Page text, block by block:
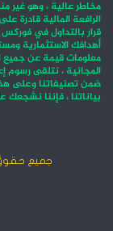
مخاطر عالية ، وهو غير
الرافعة المالية قادرة
قرار بالتداول في
أهدافك الاستثمارية
معلومات قيمة عن جميع
المجانية ، نتلقى رسوم
ضمن تصنيفاتنا وعلى
بياناتنا ، فإننا
جميع